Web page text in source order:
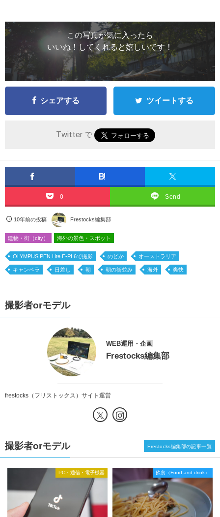
この写真が気に入ったら
いいね！してくれると嬉しいです！
シェアする ツイートする
Twitter で
0 Send
10年前の投稿 Frestocks編集部
建物・街（city） 海外の景色・スポット
OLYMPUS PEN Lite E-PL6で撮影 のどか オーストラリア
キャンベラ 日差し 朝 朝の街並み 海外 爽快
撮影者orモデル
WEB運用・企画
Frestocks編集部
frestocks（フリストックス）サイト運営
撮影者orモデル
PC・通信・電子機器 飲食（Food and drink）
Frestocks編集部の記事一覧